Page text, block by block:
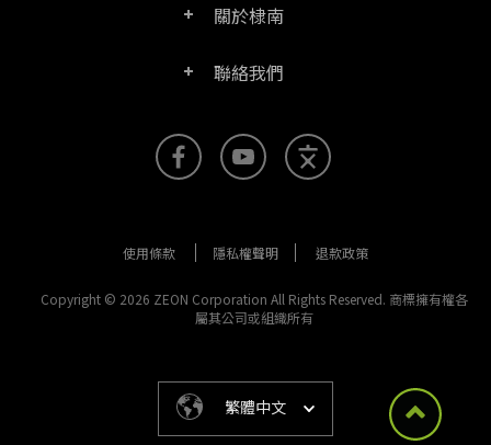
Right PDF Reader (行動版)
PDF文電通線上版
使用手冊
產品/授權比較表
SDK資源 (伺服器版適用)
關於棣南
公司介紹
官方部落格
聯絡我們
聯絡銷售
使用條款 隱私權聲明 退款政策
Copyright © 2026 ZEON Corporation All Rights Reserved. 商標擁有權各
屬其公司或組織所有